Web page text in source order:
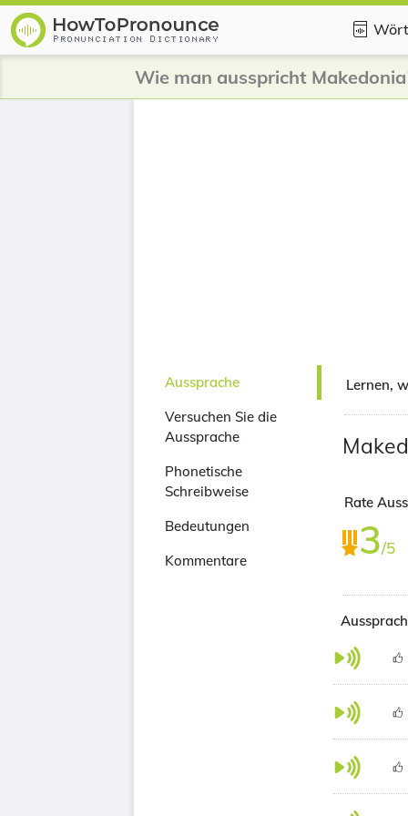
Wie man ausspricht
Aussprache
Versuchen Sie die
Aussprache
Phonetische
Schreibweise
Bedeutungen
Kommentare
Lernen,
Rate
3/5